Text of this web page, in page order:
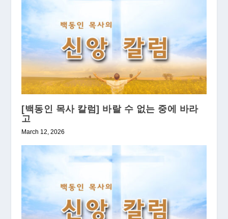
[백동인 목사 칼럼] 바랄 수 없는 중에 바라
고
March 12, 2026